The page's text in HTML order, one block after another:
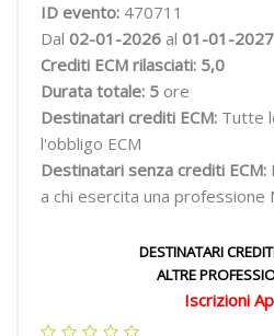
ID evento: 470711
Dal 02-01-2026 al 01-01-2027
Crediti ECM rilasciati: 5,0
Durata totale: 5 ore
Destinatari crediti ECM: Tutte
l'obbligo ECM
Destinatari senza crediti ECM:
a chi esercita una professione
DESTINATARI
ALTRE
Iscrizioni